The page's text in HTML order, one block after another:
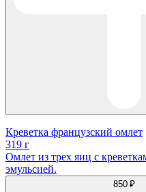
Креветка французский омлет
319 г
Омлет из трех яиц с
эмульсией.
850 ₽